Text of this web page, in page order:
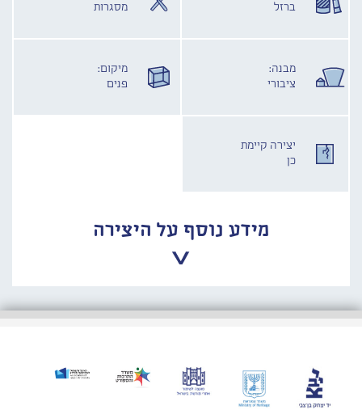
ברזל
מסגרות
מבנה:
ציבורי
מיקום:
פנים
יצירה קיימת
כן
מידע נוסף על היצירה